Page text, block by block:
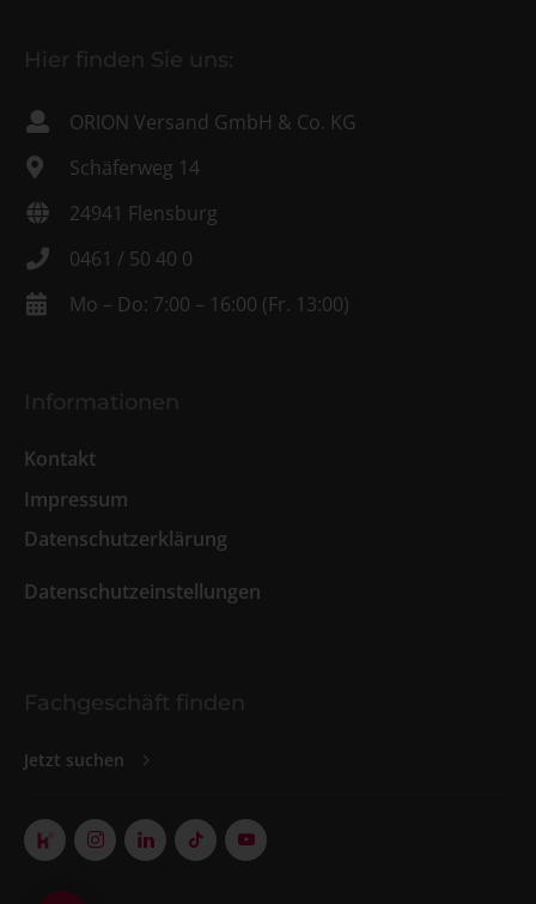
Hier finden Sie uns:
ORION Versand GmbH & Co. KG
Schäferweg 14
24941 Flensburg
0461 / 50 40 0
Mo – Do: 7:00 – 16:00 (Fr. 13:00)
Informationen
Kontakt
Impressum
Datenschutzerklärung
Datenschutzeinstellungen
Fachgeschäft finden
Jetzt suchen